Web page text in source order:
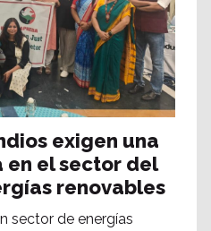
exigen una
en el sector del
renovables
sector de energías